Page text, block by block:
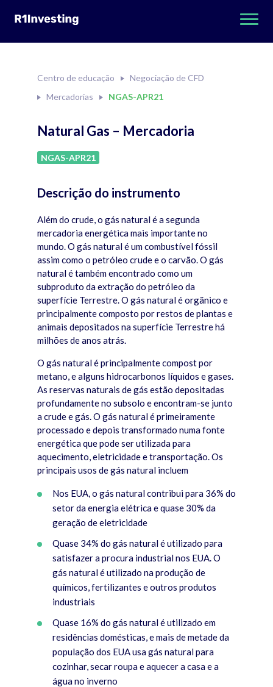
Centro de educação
Negociação de CFD
Mercadorias
NGAS-APR21
Natural Gas – Mercadoria
NGAS-APR21
Descrição do instrumento
Além do crude, o gás natural é a segunda
mercadoria energética mais importante no
mundo. O gás natural é um combustível fóssil
assim como o petróleo crude e o carvão. O gás
natural é também encontrado como um
subproduto da extração do petróleo da
superfície Terrestre. O gás natural é orgãnico e
principalmente composto por restos de plantas e
animais depositados na superfície Terrestre há
milhões de anos atrás.
O gás natural é principalmente compost por
metano, e alguns hidrocarbonos líquidos e gases.
As reservas naturais de gás estão depositadas
profundamente no subsolo e encontram-se junto
a crude e gás. O gás natural é primeiramente
processado e depois transformado numa fonte
energética que pode ser utilizada para
aquecimento, eletricidade e transportação. Os
principais usos de gás natural incluem
Nos EUA, o gás natural contribui para 36% do
setor da energia elétrica e quase 30% da
geração de eletricidade
Quase 34% do gás natural é utilizado para
satisfazer a procura industrial nos EUA. O
gás natural é utilizado na produção de
químicos, fertilizantes e outros produtos
industriais
Quase 16% do gás natural é utilizado em
residências domésticas, e mais de metade da
população dos EUA usa gás natural para
cozinhar, secar roupa e aquecer a casa e a
água no inverno